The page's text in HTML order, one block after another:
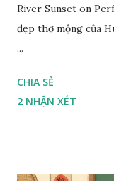
River Sunset on
đẹp thơ mộng của
...
CHIA SẺ
2 NHẬN XÉT